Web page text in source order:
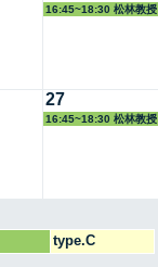
16:45~18:30 松林教授
27
16:45~18:30 松林教授
type.C